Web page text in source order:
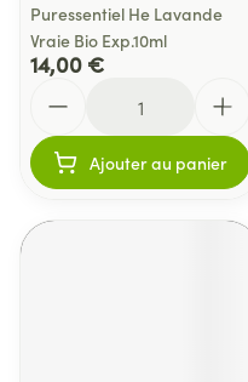
Puressentiel He Lavande
Vraie Bio Exp.10ml
14,00 €
Ajouter au panier